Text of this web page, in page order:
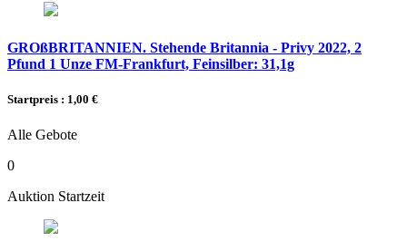
GROßBRITANNIEN. Stehende Britannia - Privy 2022, 2
Pfund 1 Unze FM-Frankfurt, Feinsilber: 31,1g
Startpreis : 1,00 €
Alle Gebote
0
Auktion Startzeit